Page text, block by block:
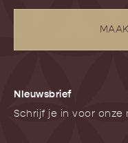
NIeuwsbrief
Schrijf je in voor onze